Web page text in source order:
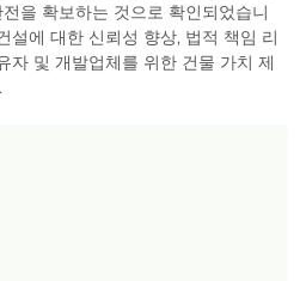
을 확보하는 것으로 확인되었습니
설에 대한 신뢰성 향상, 법적 책임 리
자 및 개발업체를 위한 건물 가치 제